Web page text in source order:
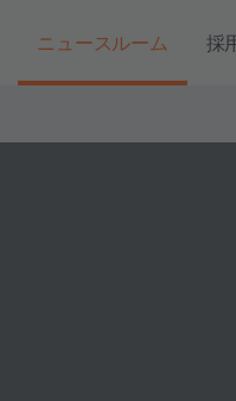
ニュースルーム 採